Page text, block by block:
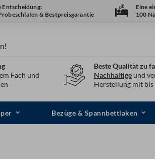
Entscheidung:
& Bestpreisgarantie
Eine
100
Fach und
Beste Qualität zu
Nachhaltigeund
Herstellung mit bis
Bezüge & Spannbettlaken